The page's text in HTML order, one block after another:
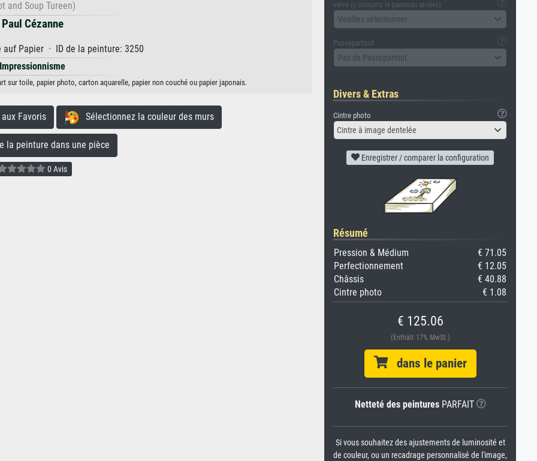
and Soup Tureen)
Paul Cézanne
auf Papier · ID de la peinture: 3250
Impressionnisme
sur toile, papier photo, carton aquarelle, papier non couché ou papier japonais.
Favoris Sélectionnez la couleur des murs
peinture dans une pièce
0 Avis
verre (y compris le panneau arrière)
Veuillez sélectionner
Passepartout
Pas de Passepartout
Divers & Extras
Cintre photo
Cintre à image dentelée
Enregistrer / comparer la configuration
Résumé
Pression & Médium
€ 71.05
Perfectionnement
€ 12.05
Châssis
€ 40.88
Cintre photo
€ 1.08
€ 125.06
(Enthält 17% MwSt.)
dans le panier
Netteté des peinturesPARFAIT
Si vous souhaitez des ajustements de luminosité et
de couleur, ou un recadrage personnalisé de l'image,